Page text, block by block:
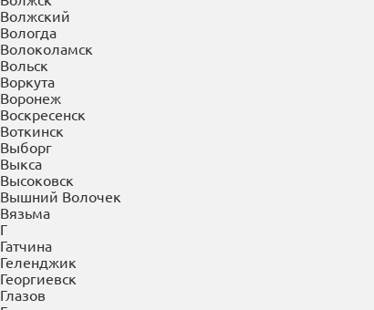
Видное
Владивосток
Владикавказ
Владимир
Волгоград
Волгодонск
Волжск
Волжский
Вологда
Волоколамск
Вольск
Воркута
Воронеж
Воскресенск
Воткинск
Выборг
Выкса
Высоковск